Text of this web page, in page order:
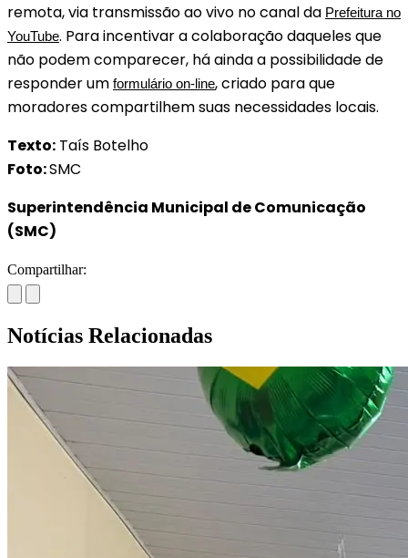
remota, via transmissão ao vivo no canal da Prefeitura no
YouTube. Para incentivar a colaboração daqueles que
não podem comparecer, há ainda a possibilidade de
responder um formulário on-line, criado para que
moradores compartilhem suas necessidades locais.
Texto: Taís Botelho
Foto:SMC
Superintendência Municipal de Comunicação
(SMC)
Compartilhar:
Notícias Relacionadas